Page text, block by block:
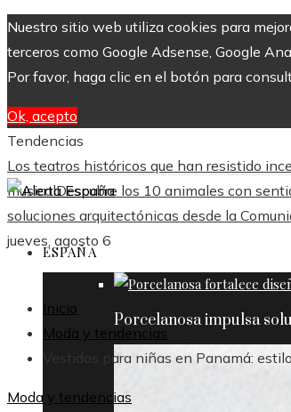
Nuestro sitio web utiliza cookies para
terceros como Google Adsense, Google
Por favor, haga clic en el botón para
Ok, acepto
Tendencias
Los teatros históricos que han resistido
musicalDescubre los 10 animales con
soluciones arquitectónicas desde la
jueves, agosto 6
ESPAÑA
Porcelanosa impulsa
Inicio
Moda y tendencias
Vestidos para niñas en Panamá:
Moda y tendencias